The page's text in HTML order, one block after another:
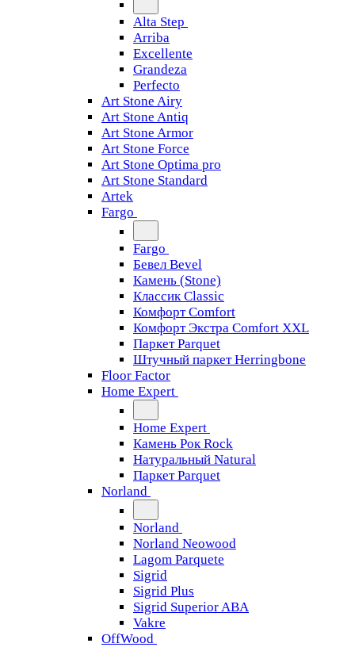
Alta Step
Arriba
Excellente
Grandeza
Perfecto
Art Stone Airy
Art Stone Antiq
Art Stone Armor
Art Stone Force
Art Stone Optima pro
Art Stone Standard
Artek
Fargo
Fargo
Бевел Bevel
Камень (Stone)
Классик Classic
Комфорт Comfort
Комфорт Экстра Comfort XXL
Паркет Parquet
Штучный паркет Herringbone
Floor Factor
Home Expert
Home Expert
Камень Рок Rock
Натуральный Natural
Паркет Parquet
Norland
Norland
Norland Neowood
Lagom Parquete
Sigrid
Sigrid Plus
Sigrid Superior ABA
Vakre
OffWood